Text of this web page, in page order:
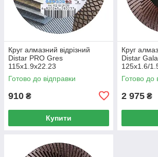
Круг алмазний вiдрiзний
Distar PRO Gres
115x1.9x22.23
Готово до відправки
910 ₴
Купити
Круг
Distar
125x1.6/
Готово до
2 975 ₴